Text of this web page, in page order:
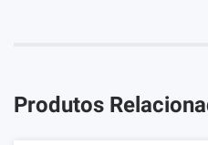
Produtos